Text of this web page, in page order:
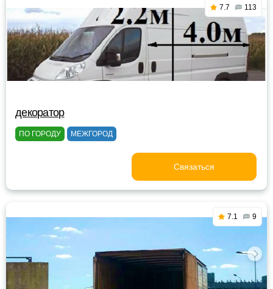
7.7 113
декоратор
ПО ГОРОДУ МЕЖГОРОД
Связаться
7.1 9